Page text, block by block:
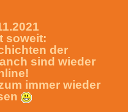
soweit:
der
sind wieder
immer wieder